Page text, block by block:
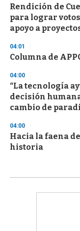
Rendición de
para lograr
apoyo a
04:01
Columna de
04:00
“La tecnología
decisión
cambio de
04:00
Hacia la faena
historia